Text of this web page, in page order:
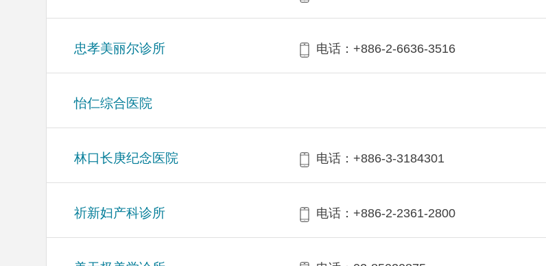
忠孝美丽尔诊所 电话：+886-2-6636-3516
怡仁综合医院
林口长庚纪念医院 电话：+886-3-3184301
祈新妇产科诊所 电话：+886-2-2361-2800